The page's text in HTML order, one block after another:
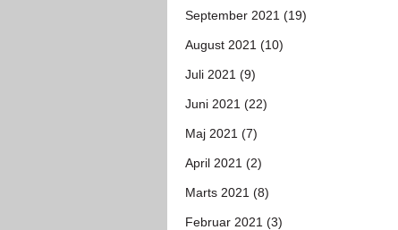
September 2021 (19)
August 2021 (10)
Juli 2021 (9)
Juni 2021 (22)
Maj 2021 (7)
April 2021 (2)
Marts 2021 (8)
Februar 2021 (3)